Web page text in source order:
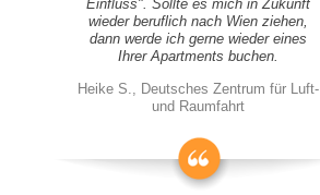
Einfluss". Sollte es mich in Zukunft
wieder beruflich nach Wien ziehen,
dann werde ich gerne wieder eines
Ihrer Apartments buchen.
Heike S., Deutsches Zentrum für Luft-
und Raumfahrt